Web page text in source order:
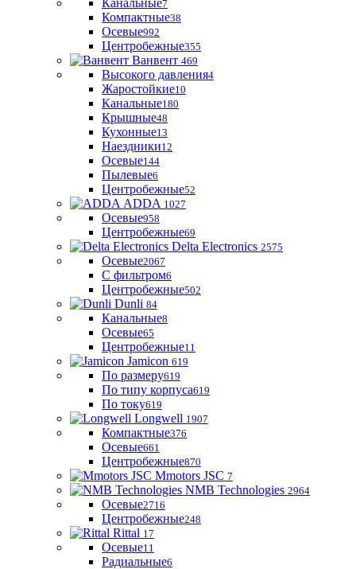
Канальные7
Компактные38
Осевые992
Центробежные355
Ванвент 469
Высокого давления4
Жаростойкие10
Канальные180
Крышные48
Кухонные13
Наездники12
Осевые144
Пылевые6
Центробежные52
ADDA 1027
Осевые958
Центробежные69
Delta Electronics 2575
Осевые2067
С фильтром6
Центробежные502
Dunli 84
Канальные8
Осевые65
Центробежные11
Jamicon 619
По размеру619
По типу корпуса619
По току619
Longwell 1907
Компактные376
Осевые661
Центробежные870
Mmotors JSC 7
NMB Technologies 2964
Осевые2716
Центробежные248
Rittal 17
Осевые11
Радиальные6